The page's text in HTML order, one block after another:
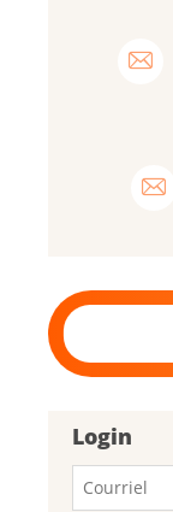
Login